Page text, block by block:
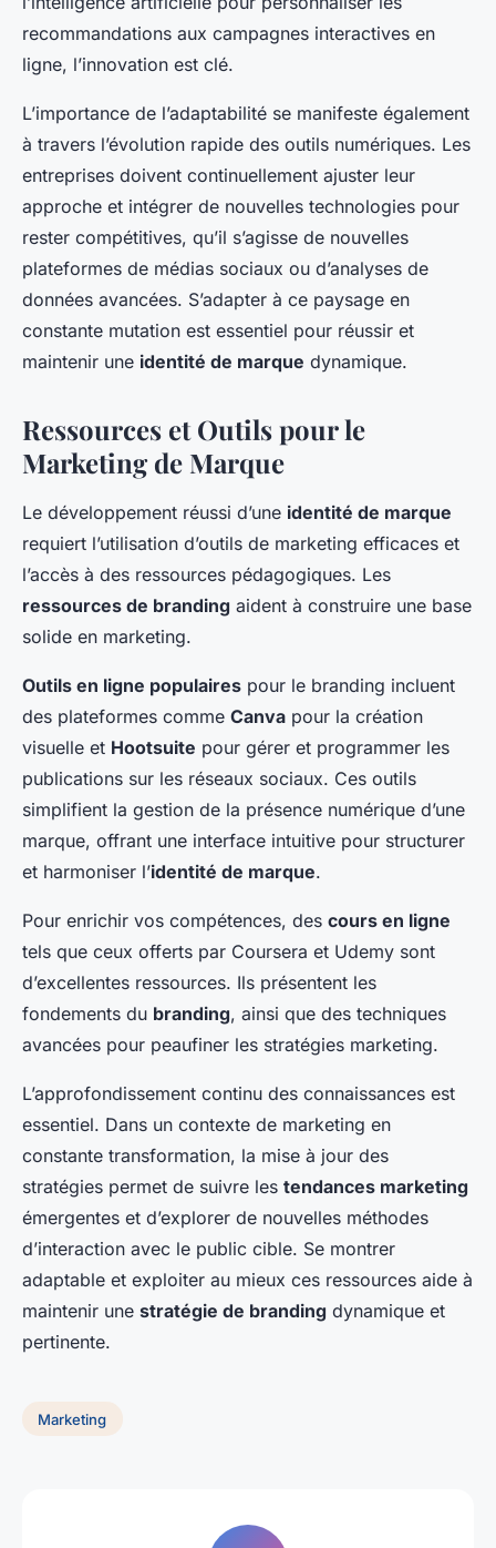
recommandations aux campagnes interactives en
ligne, l’innovation est clé.
L’importance de l’adaptabilité se manifeste également
à travers l’évolution rapide des outils numériques. Les
entreprises doivent continuellement ajuster leur
approche et intégrer de nouvelles technologies pour
rester compétitives, qu’il s’agisse de nouvelles
plateformes de médias sociaux ou d’analyses de
données avancées. S’adapter à ce paysage en
constante mutation est essentiel pour réussir et
maintenir une identité de marque dynamique.
Ressources et Outils pour le
Marketing de Marque
Le développement réussi d’une identité de marque
requiert l’utilisation d’outils de marketing efficaces et
l’accès à des ressources pédagogiques. Les
ressources de branding aident à construire une base
solide en marketing.
Outils en ligne populaires pour le branding incluent
des plateformes comme Canva pour la création
visuelle et Hootsuite pour gérer et programmer les
publications sur les réseaux sociaux. Ces outils
simplifient la gestion de la présence numérique d’une
marque, offrant une interface intuitive pour structurer
et harmoniser l’identité de marque.
Pour enrichir vos compétences, des cours en ligne
tels que ceux offerts par Coursera et Udemy sont
d’excellentes ressources. Ils présentent les
fondements du branding, ainsi que des techniques
avancées pour peaufiner les stratégies marketing.
L’approfondissement continu des connaissances est
essentiel. Dans un contexte de marketing en
constante transformation, la mise à jour des
stratégies permet de suivre les tendances marketing
émergentes et d’explorer de nouvelles méthodes
d’interaction avec le public cible. Se montrer
adaptable et exploiter au mieux ces ressources aide à
maintenir une stratégie de branding dynamique et
pertinente.
Marketing